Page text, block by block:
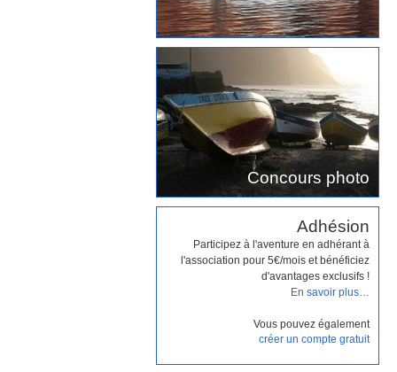
Concours photo
Adhésion
Participez à l'aventure en adhérant à
l'association pour 5€/mois et bénéficiez
d'avantages exclusifs !
En savoir plus…
Vous pouvez également
créer un compte gratuit